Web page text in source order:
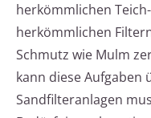
herkömmlichen
herkömmlichen
Schmutz wie Mulm
kann diese Aufgaben
Sandfilteranlagen